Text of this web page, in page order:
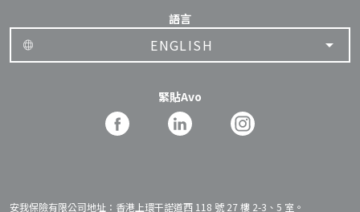
語言
ENGLISH
緊貼Avo
安我保險有限公司地址：香港上環干諾道西 118 號 27 樓 2-3、5 室。